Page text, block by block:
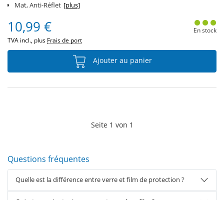
Mat, Anti-Réflet [plus]
10,99 €
TVA incl., plus Frais de port
En stock
Ajouter au panier
Seite 1 von 1
Questions fréquentes
Quelle est la différence entre verre et film de protection ?